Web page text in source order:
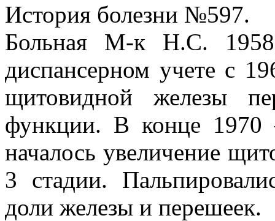
История болезни №597.
Больная М-к Н.С.
диспансерном учете с
щитовидной железы
функции. В конце 1970
началось увеличение
3 стадии.
доли железы и перешеек.